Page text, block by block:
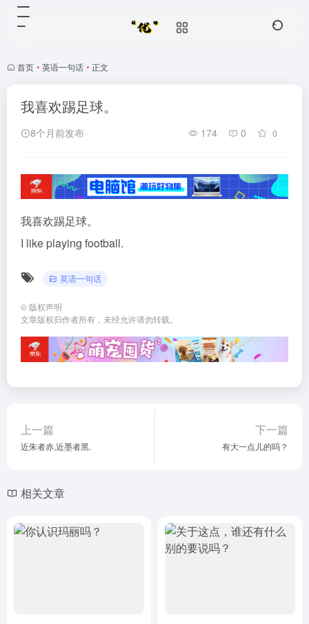
首页 • 英语一句话 • 正文
我喜欢踢足球。
8个月前发布 174 0 0
我喜欢踢足球。
I like playing football.
英语一句话
© 版权声明
文章版权归作者所有，未经允许请勿转载。
上一篇
近朱者赤,近墨者黑.
下一篇
有大一点儿的吗？
相关文章